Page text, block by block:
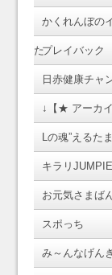
かくれんぼの
たプレイバック
日赤健康チャ
↓【★ アーカ
Lの魂”えるた
キラリ
お元気さまば
スポっち
み～んなげん